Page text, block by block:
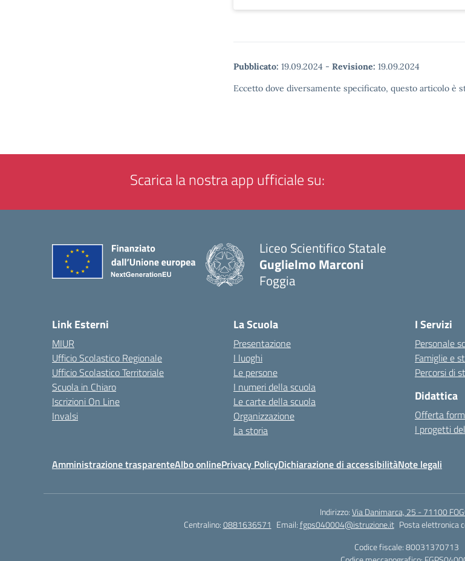
Pubblicato: 19.09.2024 - Revisione: 19.09.2024
Eccetto dove diversamente specificato, questo articolo è
Scarica la nostra app ufficiale su:
Liceo Scientifico Statale
Guglielmo Marconi
Foggia
Link Esterni
MIUR
Ufficio Scolastico Regionale
Ufficio Scolastico Territoriale
Scuola in Chiaro
Iscrizioni On Line
Invalsi
La Scuola
Presentazione
I luoghi
Le persone
I numeri della scuola
Le carte della scuola
Organizzazione
La storia
I Servizi
Personale
Famiglie e
Percorsi di
Didattica
Offerta
I progetti
Amministrazione trasparenteAlbo onlinePrivacy PolicyDichiarazione di accessibilitàNote legali
Indirizzo:Via Danimarca, 25 - 71100
Centralino:0881636571 Email:fgps040004@istruzione.it Posta elettronica
Codice fiscale: 80031370713